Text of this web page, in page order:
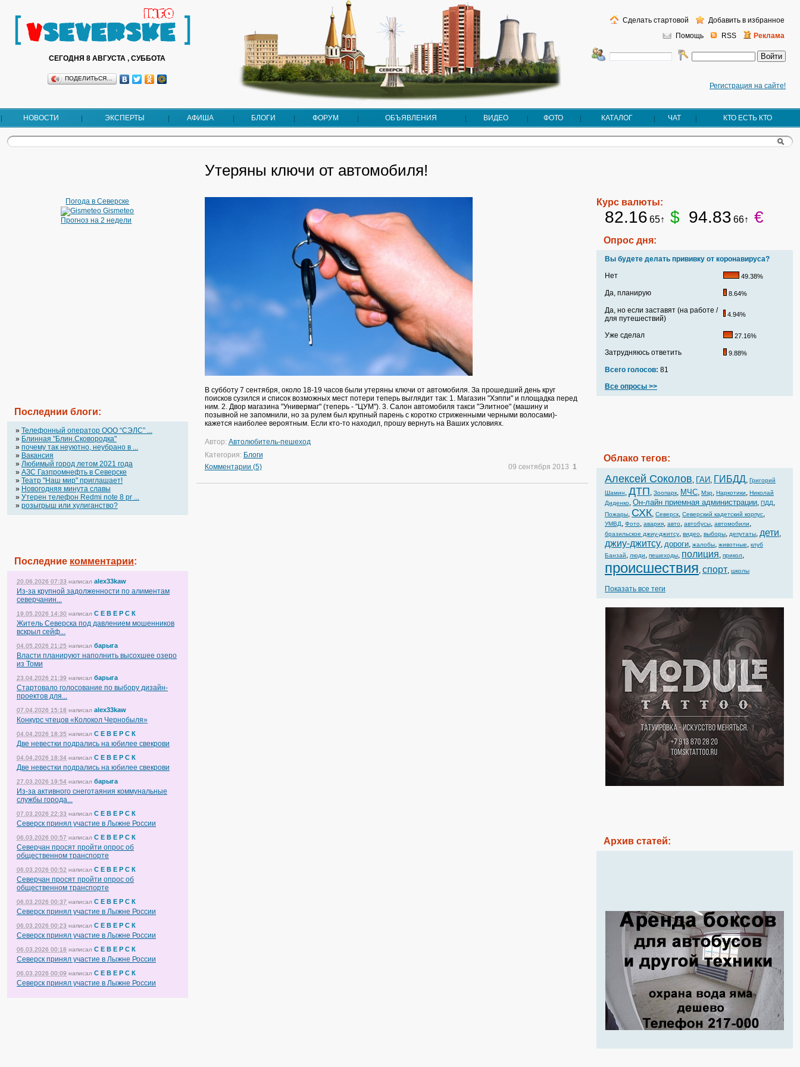
СЕГОДНЯ 8 АВГУСТА , СУББОТА
ПОДЕЛИТЬСЯ…
Регистрация на сайте!
Помощь RSS Реклама
Сделать стартовой Добавить в избранное
НОВОСТИ ЭКСПЕРТЫ АФИША БЛОГИ ФОРУМ ОБЪЯВЛЕНИЯ ВИДЕО ФОТО КАТАЛОГ ЧАТ КТО ЕСТЬ КТО
Погода в Северске
Gismeteo
Прогноз на 2 недели
Последнии блоги:
» Телефонный оператор OOO “СЭЛС” ...
» Блинная "Блин.Сковородка"
» почему так неуютно, неубрано в ...
» Вакансия
» Любимый город летом 2021 года
» АЗС Газпромнефть в Северске
» Театр "Наш мир" приглашает!
» Новогодняя минута славы
» Утерен телефон Redmi note 8 pr ...
» розыгрыш или хулиганство?
Последние комментарии:
20.06.2026 07:33 написал alex33kaw
Из-за крупной задолженности по алиментам
северчанин...
19.05.2026 14:30 написал С Е В Е Р С К
Житель Северска под давлением мошенников
вскрыл сейф...
04.05.2026 21:25 написал барыга
Власти планируют наполнить высохшее озеро
из Томи
23.04.2026 21:39 написал барыга
Стартовало голосование по выбору дизайн-
проектов для...
07.04.2026 15:18 написал alex33kaw
Конкурс чтецов «Колокол Чернобыля»
04.04.2026 18:35 написал С Е В Е Р С К
Две невестки подрались на юбилее свекрови
04.04.2026 18:34 написал С Е В Е Р С К
Две невестки подрались на юбилее свекрови
27.03.2026 19:54 написал барыга
Из-за активного снеготаяния коммунальные
службы города...
07.03.2026 22:33 написал С Е В Е Р С К
Северск принял участие в Лыжне России
06.03.2026 00:57 написал С Е В Е Р С К
Северчан просят пройти опрос об
общественном транспорте
06.03.2026 00:52 написал С Е В Е Р С К
Северчан просят пройти опрос об
общественном транспорте
06.03.2026 00:37 написал С Е В Е Р С К
Северск принял участие в Лыжне России
06.03.2026 00:23 написал С Е В Е Р С К
Северск принял участие в Лыжне России
06.03.2026 00:18 написал С Е В Е Р С К
Северск принял участие в Лыжне России
06.03.2026 00:09 написал С Е В Е Р С К
Северск принял участие в Лыжне России
Утеряны ключи от автомобиля!
В субботу 7 сентября, около 18-19 часов были утеряны ключи от автомобиля. За прошедший день круг
поисков сузился и список возможных мест потери теперь выглядит так: 1. Магазин "Хэппи" и площадка перед
ним. 2. Двор магазина "Универмаг" (теперь - "ЦУМ"). 3. Салон автомобиля такси "Элитное" (машину и
позывной не запомнили, но за рулем был крупный парень с коротко стриженными черными волосами)-
кажется наиболее вероятным. Если кто-то находил, прошу вернуть на Ваших условиях.
Автор: Автолюбитель-пешеход
Категория: Блоги
Комментарии (5)
09 сентября 2013 1
Курс валюты:
82.16 65↑ $ 94.83 66↑ €
Опрос дня:
Вы будете делать прививку от коронавируса?
Нет
49.38%
Да, планирую 8.64%
Да, но если заставят (на работе /
для путешествий)
4.94%
Уже сделал 27.16%
Затрудняюсь ответить 9.88%
Всего голосов: 81
Все опросы >>
Облако тегов:
Алексей Соколов, ГАИ, ГИБДД, Григорий
Шамин, ДТП, Зоопарк, МЧС, Мэр, Наркотики, Николай
Диденко, Он-лайн приемная администрации, ПДД,
Пожары, СХК, Северск, Северский кадетский корпус,
УМВД, Фото, авария, авто, автобусы, автомобили,
бразильское джиу-джитсу, видео, выборы, депутаты, дети,
джиу-джитсу, дороги, жалобы, животные, клуб
Банзай, люди, пешеходы, полиция, прикол,
происшествия, спорт, школы
Показать все теги
Архив статей: